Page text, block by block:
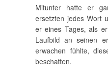
Mitunter hatte er
ersetzten jedes Wort
er eines Tages, als
Laufbild an seinen
erwachen fühlte,
beschatten.